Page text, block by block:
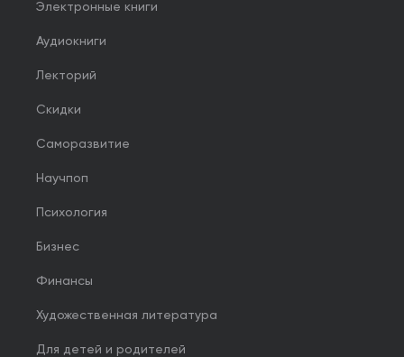
Электронные книги
Аудиокниги
Лекторий
Скидки
Саморазвитие
Научпоп
Психология
Бизнес
Финансы
Художественная литература
Для детей и родителей